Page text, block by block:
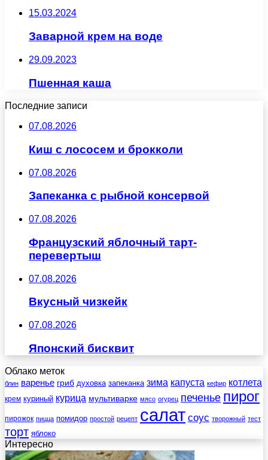
15.03.2024
Заварной крем на воде
29.09.2023
Пшенная каша
Последние записи
07.08.2026
Киш с лососем и брокколи
07.08.2026
Запеканка с рыбной консервой
07.08.2026
Французский яблочный тарт-
перевертыш
07.08.2026
Вкусный чизкейк
07.08.2026
Японский бисквит
Облако меток
блин варенье гриб духовка запеканка зима капуста кефир котлета
крем куриный курица мультиварке мясо огурец печенье пирог
пирожок пицца помидор простой рецепт салат соус творожный тест
торт яблоко
Интересно